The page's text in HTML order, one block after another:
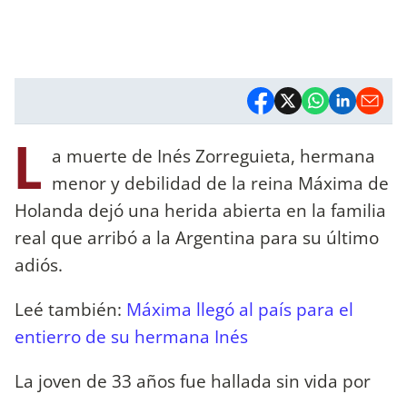
L a muerte de Inés Zorreguieta, hermana
menor y debilidad de la reina Máxima de
Holanda dejó una herida abierta en la familia
real que arribó a la Argentina para su último
adiós.
Leé también: Máxima llegó al país para el
entierro de su hermana Inés
La joven de 33 años fue hallada sin vida por